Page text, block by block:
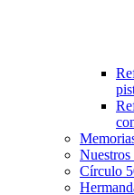
Nuestros
Círculo